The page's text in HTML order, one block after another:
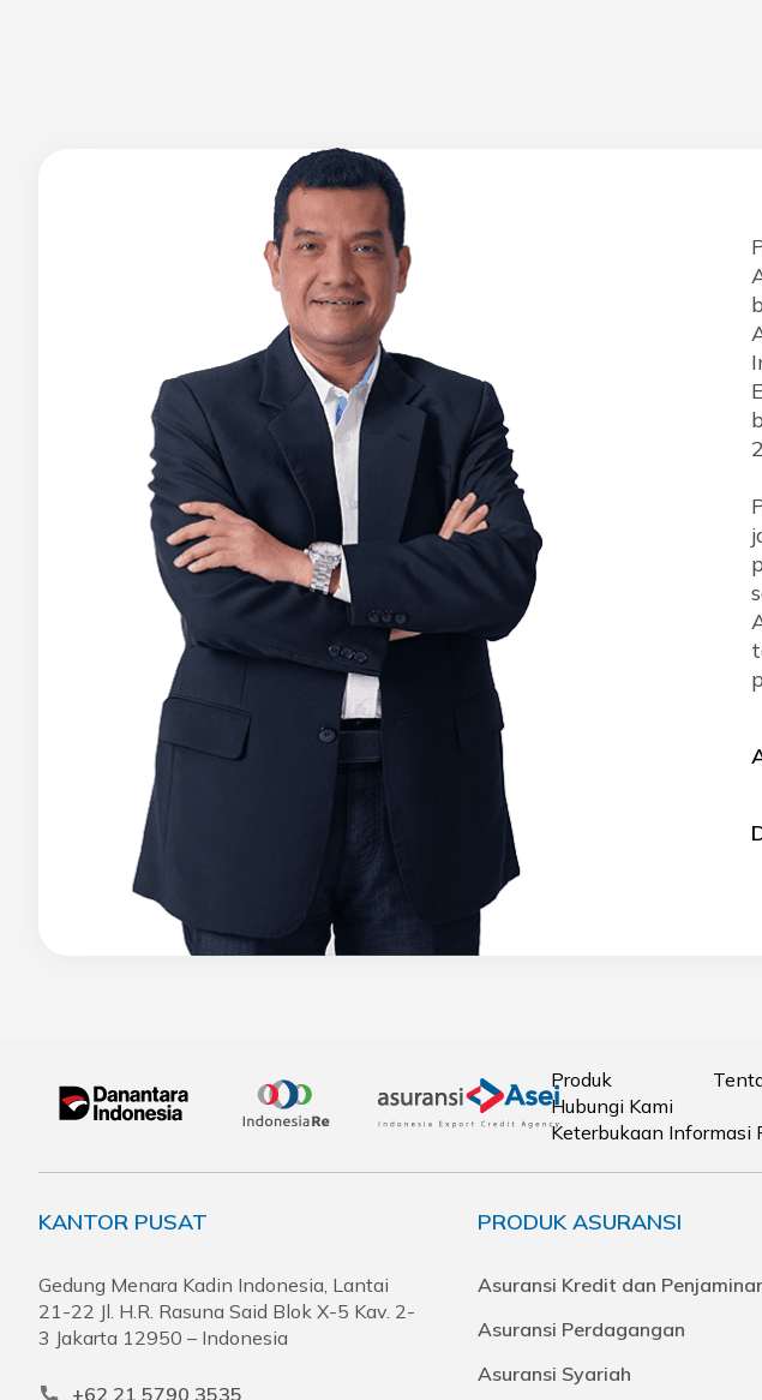
Produk
Hubungi Kami
Keterbukaan Informasi
KANTOR PUSAT
Gedung Menara Kadin Indonesia, Lantai
21-22 Jl. H.R. Rasuna Said Blok X-5 Kav. 2-
3 Jakarta 12950 – Indonesia
+62 21 5790 3535
PRODUK ASURANSI
Asuransi Kredit dan
Asuransi Perdagangan
Asuransi Syariah